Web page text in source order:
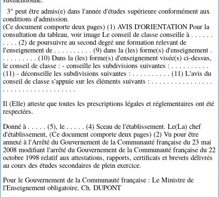
3° peut être admis(e) dans l'année d'études supérieure conformément aux
conditions d'admission.
(Ce document comporte deux pages) (1) AVIS D'ORIENTATION Pour la
consultation du tableau, voir image Le conseil de classe conseille à . . . . . .
. . . . (2) de poursuivre au second degré une formation relevant de
l'enseignement de . . . . . . . . . . (9) dans la (les) forme(s) d'enseignement .
. . . . . . . . . (10) Dans la (les) forme(s) d'enseignement visée(s) ci-dessus,
le conseil de classe : - conseille les subdivisions suivantes : . . . . . . . . . .
(11) - déconseille les subdivisions suivantes : . . . . . . . . . . (11) L'avis du
conseil de classe s'appuie sur les éléments suivants : . . . . . . . . . . . . . . . .
. . . . . . . . . . . . . . . . . . .
Il (Elle) atteste que toutes les prescriptions légales et réglementaires ont été
respectées.
Donné à . . . . . (5), le . . . . . (4) Sceau de l'établissement. Le(La) chef
d'établissement, (Ce document comporte deux pages) (2) Vu pour être
annexé à l'Arrêté du Gouvernement de la Communauté française du 23 mai
2008 modifiant l'arrêté du Gouvernement de la Communauté française du 22
octobre 1998 relatif aux attestations, rapports, certificats et brevets délivrés
au cours des études secondaires de plein exercice.
Pour le Gouvernement de la Communauté française : Le Ministre de
l'Enseignement obligatoire, Ch. DUPONT